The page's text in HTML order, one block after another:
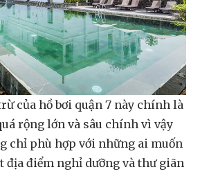
của hồ bơi quận 7 này chính là
rộng lớn và sâu chính vì vậy
chỉ phù hợp với những ai muốn
điểm nghỉ dưỡng và thư giãn